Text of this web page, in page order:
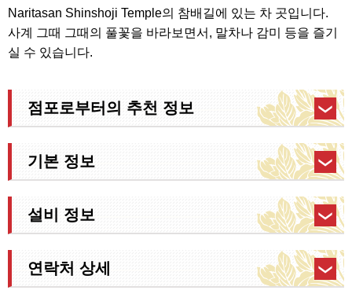
Naritasan Shinshoji Temple의 참배길에 있는 차 곳입니다.
사계 그때 그때의 풀꽃을 바라보면서, 말차나 감미 등을 즐기
실 수 있습니다.
점포로부터의 추천 정보
기본 정보
설비 정보
연락처 상세